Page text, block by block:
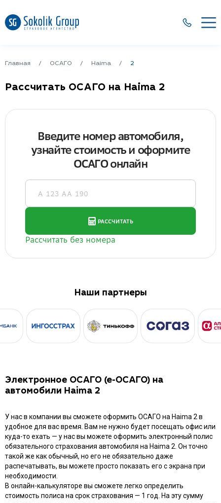
Главная ОСАГО Haima 2
Рассчитать ОСАГО на Haima 2
Наши партнеры
Электронное ОСАГО (е-ОСАГО) на
автомобили Haima 2
У нас в компании вы сможете оформить ОСАГО на Haima 2 в
удобное для вас время. Вам не нужно будет посещать офис или
куда-то ехать — у нас вы можете оформить электронный полис
обязательного страхования автомобиля на Haima 2. Он точно
такой же как обычный, но его не обязательно даже
распечатывать, вы можете просто показать его с экрана при
необходимости.
В онлайн-калькуляторе вы сможете легко определить
стоимость полиса на срок страхования — 1 год. На эту сумму